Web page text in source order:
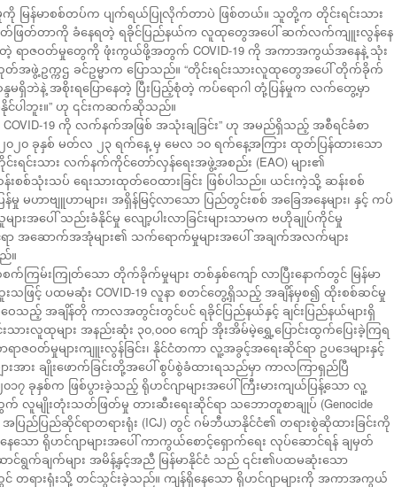
မူကို မြန်မာစစ်တပ်က ပျက်ရယ်ပြုလိုက်တာပဲ ဖြစ်တယ်။ သူတို့က တိုင်းရင်းသား
သတ်ဖြတ်တာကို ခံနေရတဲ့ ရခိုင်ပြည်နယ်က လူထုတွေအပေါ် ဆက်လက်ကျူးလွန်နေ
တဲ့ ရာဇဝတ်မှုတွေကို ဖုံးကွယ်ဖို့အတွက် COVID-19 ကို အကာအကွယ်အနေနဲ့ သုံး
ဖွဲ့ဥက္ကဌ ခင်ဥမ္မာက ပြောသည်။ “တိုင်းရင်းသားလူထုတွေအပေါ် တိုက်ခိုက်
နဲ့ အစိုးရပြောနေတဲ့ ပြီးပြည့်စုံတဲ့ ကပ်ရောဂါ တုံ့ပြန်မှုက လက်တွေ့မှာ
ပါဘူး။” ဟု ၎င်းကဆက်ဆိုသည်။
မှ COVID-19 ကို လက်နက်အဖြစ် အသုံးချခြင်း” ဟု အမည်ရှိသည့် အစီရင်ခံစာ
၂၀၂၀ ခုနှစ် မတ်လ ၂၃ ရက်နေ့ မှ မေလ ၁၀ ရက်နေ့အကြား ထုတ်ပြန်ထားသော
ရင်းသား လက်နက်ကိုင်တော်လှန်ရေးအဖွဲ့အစည်း (EAO) များ၏
န်းစစ်သုံးသပ် ရေးသားထုတ်ဝေထားခြင်း ဖြစ်ပါသည်။ ယင်းကဲ့သို့ ဆန်းစစ်
န်မှု မဟာဗျူဟာများ၊ အရှိန်မြင့်လာသော ပြည်တွင်းစစ် အခြေအနေများ၊ နှင့် ကပ်
အပေါ် သည်းခံနိုင်မှု လျော့ပါးလာခြင်းများသာမက ဗဟိုချုပ်ကိုင်မှု
ရာ အဆောက်အအုံများ၏ သက်ရောက်မှုများအပေါ် အချက်အလက်များ
။
စက်ကြမ်းကြုတ်သော တိုက်ခိုက်မှုများ တစ်နှစ်ကျော် လာပြီးနောက်တွင် မြန်မာ
ဖြင့် ပထမဆုံး COVID-19 လူနာ စတင်တွေ့ရှိသည့် အချိန်မှစ၍ ထိုးစစ်ဆင်မှု
သည့် အချိန်တို ကာလအတွင်းတွင်ပင် ရခိုင်ပြည်နယ်နှင့် ချင်းပြည်နယ်များရှိ
င်းသားလူထုများ အနည်းဆုံး ၃၀,၀၀၀ ကျော် အိုးအိမ်မဲ့ရွှေ့ပြောင်းထွက်ပြေးခဲ့ကြရ
ာဇဝတ်မှုများကျူးလွန်ခြင်း၊ နိုင်ငံတကာ လူ့အခွင့်အရေးဆိုင်ရာ ဥပဒေများနှင့်
းအား ချိုးဖောက်ခြင်းတို့အပေါ် စွပ်စွဲခံထားရသည်မှာ ကာလကြာရှည်ပြီ
ခုနှစ်က ဖြစ်ပွားခဲ့သည့် ရိုဟင်ဂျာများအပေါ် ကြီးမားကျယ်ပြန့်သော လူ့
လူမျိုးတုံးသတ်ဖြတ်မှု တားဆီးရေးဆိုင်ရာ သဘောတူစာချုပ် (Genocide
အပြည်ပြည်ဆိုင်ရာတရားရုံး (ICJ) တွင် ဂမ်ဘီယာနိုင်ငံ၏ တရားစွဲဆိုထားခြင်းကို
ော ရိုဟင်ဂျာများအပေါ် ကာကွယ်စောင့်ရှောက်ရေး လုပ်ဆောင်ရန် ချမှတ်
က်ချက်များ အမိန့်နှင့်အညီ မြန်မာနိုင်ငံ သည် ၎င်း၏ပထမဆုံးသော
တရားရုံးသို့ တင်သွင်းခဲ့သည်။ ကျန်ရှိနေသော ရိုဟင်ဂျာများကို အကာအကွယ်